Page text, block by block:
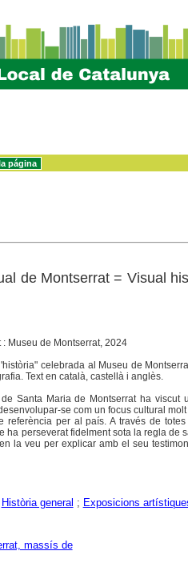
de Montserrat = Visual
Museu de Montserrat, 2024
celebrada al Museu de
Text en català, castellà i anglès.
Santa Maria de Montserrat ha viscut
se com un focus cultural
per al país. A través de totes
ha perseverat fidelment sota la regla de
la veu per explicar amb el seu
Història general ; Exposicions
massís de